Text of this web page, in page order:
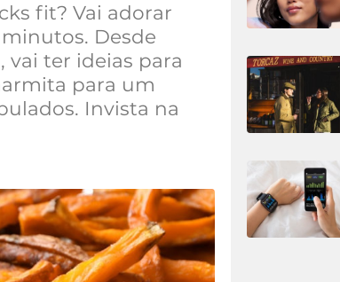
fit? Vai adorar
Desde
vai ter ideias para
para um
Invista na